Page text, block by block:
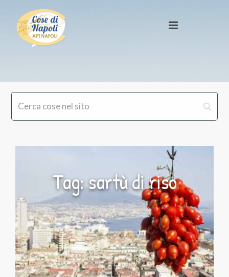
Tag: sartù di riso